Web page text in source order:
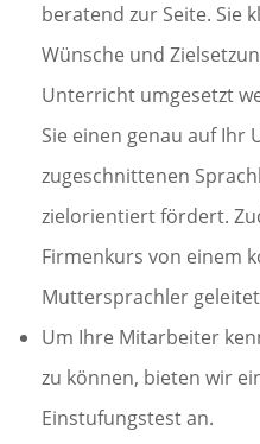
beratend zur Seite. Sie
Wünsche und
Unterricht umgesetzt
Sie einen genau auf Ihr
zugeschnittenen
zielorientiert fördert.
Firmenkurs von einem
Muttersprachler
Um Ihre Mitarbeiter
zu können, bieten wir
Einstufungstest an.